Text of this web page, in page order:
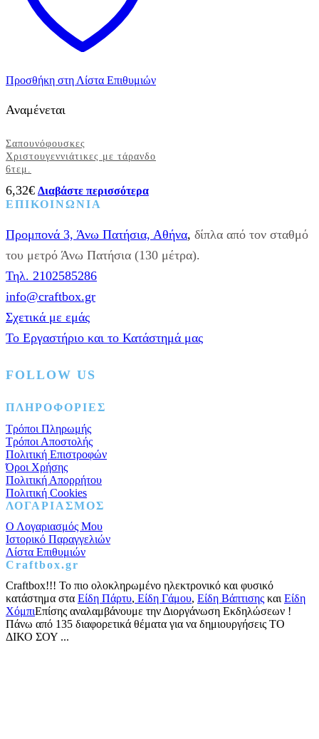
Προσθήκη στη Λίστα Επιθυμιών
Αναμένεται
Σαπουνόφουσκες
Χριστουγεννιάτικες με τάρανδο
6τεμ.
6,32€ Διαβάστε περισσότερα
ΕΠΙΚΟΙΝΩΝΙΑ
Προμπονά 3, Άνω Πατήσια, Αθήνα, δίπλα από τον σταθμό
του μετρό Άνω Πατήσια (130 μέτρα).
Τηλ. 2102585286
info@craftbox.gr
Σχετικά με εμάς
Το Εργαστήριο και το Κατάστημά μας
FOLLOW US
Facebook
Instagram
Pinterest
ΠΛΗΡΟΦΟΡΙΕΣ
Τρόποι Πληρωμής
Τρόποι Αποστολής
Πολιτική Επιστροφών
Όροι Χρήσης
Πολιτική Απορρήτου
Πολιτική Cookies
ΛΟΓΑΡΙΑΣΜΟΣ
Ο Λογαριασμός Μου
Ιστορικό Παραγγελιών
Λίστα Επιθυμιών
Craftbox.gr
Craftbox!!! Το πιο ολοκληρωμένο ηλεκτρονικό και φυσικό
κατάστημα στα Είδη Πάρτυ, Είδη Γάμου, Είδη Βάπτισης και Είδη
ΧόμπιΕπίσης αναλαμβάνουμε την Διοργάνωση Εκδηλώσεων !
Πάνω από 135 διαφορετικά θέματα για να δημιουργήσεις ΤΟ
ΔΙΚΟ ΣΟΥ ...